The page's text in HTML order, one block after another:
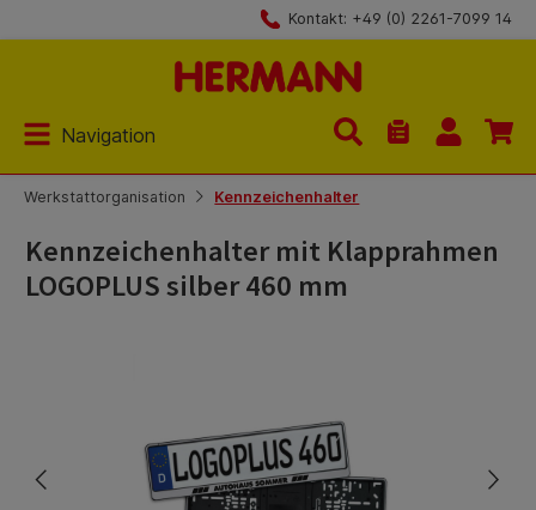
Kontakt: +49 (0) 2261-7099 14
Navigation
Du hast 0
Werkstattorganisation Kennzeichenhalter
Kennzeichenhalter mit Klapprahmen
LOGOPLUS silber 460 mm